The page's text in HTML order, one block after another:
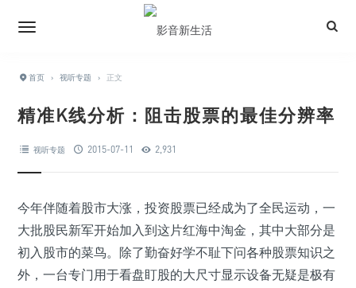
首页 › 视听专题 › 正文
精准K线分析：阻击股票的最佳分辨率
视听专题 2015-07-11 2,931
今年伴随着股市大涨，投资股票已经成为了全民运动，一
大批股民新军开始加入到这片红海中淘金，其中大部分是
初入股市的菜鸟。除了勤奋好学不耻下问各种股票知识之
外，一台专门用于看盘盯股的大尺寸显示设备无疑是极有